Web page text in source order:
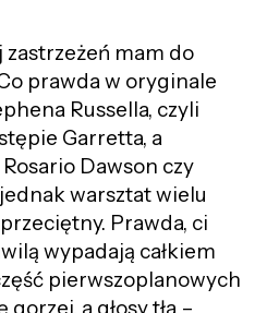
mam do
prawda w oryginale
Russella, czyli
Garretta, a
Dawson czy
warsztat wielu
Prawda, ci
wypadają całkiem
pierwszoplanowych